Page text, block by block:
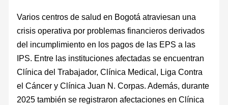
Varios centros de salud en Bogotá atraviesan una
crisis operativa por problemas financieros derivados
del incumplimiento en los pagos de las EPS a las
IPS. Entre las instituciones afectadas se encuentran
Clínica del Trabajador, Clínica Medical, Liga Contra
el Cáncer y Clínica Juan N. Corpas. Además, durante
2025 también se registraron afectaciones en Clínica